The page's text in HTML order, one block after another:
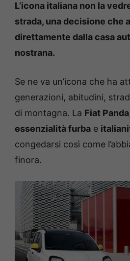
L’icona italiana non la
strada, una decisione che
direttamente dalla casa
nostrana.
Se ne va un’icona che ha
generazioni, abitudini,
di montagna. La Fiat Panda
essenzialità furba e
congedarsi così come
finora.